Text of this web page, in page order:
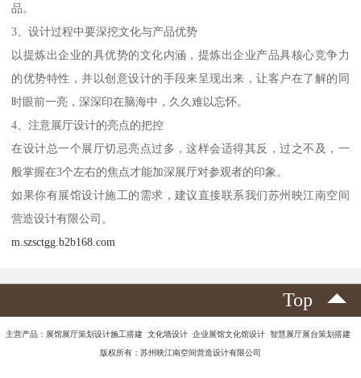
品。
3、设计过程中要深挖文化与产品优势
以提炼出企业的具优势的文化内涵，提炼出企业产品具核心竞争力
的优势特性，并以创意设计的手段来呈现出来，让客户在了解的同
时眼前一亮，深深印在脑海中，久久难以忘怀。
4、注意展厅设计的亮点的把控
在设计总一个展厅切忌亮点过多，这样会适得其反，过之不及，一
般掌握在3个左右的焦点才能加深展厅对参观者的印象。
如果你有展馆设计施工的需求，建议直接联系我们苏州映江南空间
营造设计有限公司。
m.szsctgg.b2b168.com
Top
主营产品：展馆展厅策划设计施工搭建 文化墙设计 企业展馆文化馆设计 智慧展厅展台策划搭建
版权所有：苏州映江南空间营造设计有限公司